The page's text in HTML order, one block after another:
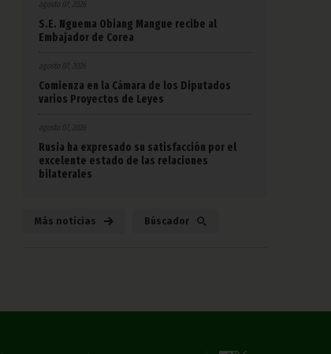
agosto 07, 2026
S.E. Nguema Obiang Mangue recibe al
Embajador de Corea
agosto 07, 2026
Comienza en la Cámara de los Diputados
varios Proyectos de Leyes
agosto 07, 2026
Rusia ha expresado su satisfacción por el
excelente estado de las relaciones
bilaterales
Más noticias Búscador